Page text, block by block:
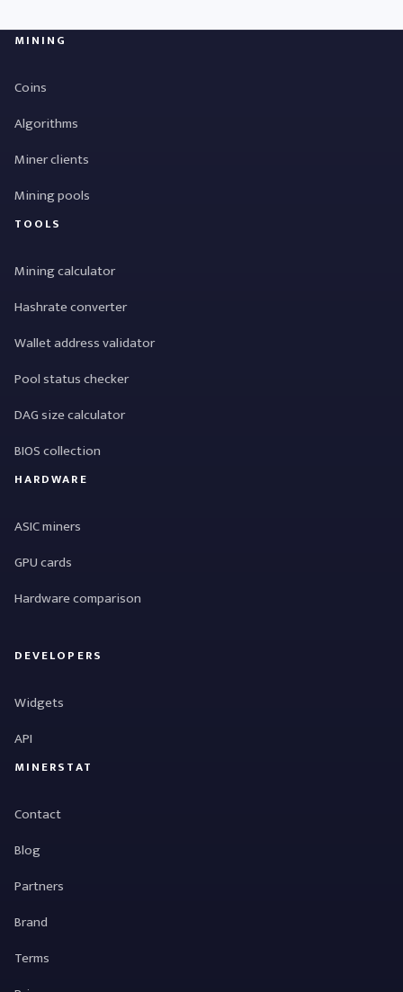
MINING
Coins
Algorithms
Miner clients
Mining pools
TOOLS
Mining calculator
Hashrate converter
Wallet address validator
Pool status checker
DAG size calculator
BIOS collection
HARDWARE
ASIC miners
GPU cards
Hardware comparison
DEVELOPERS
Widgets
API
MINERSTAT
Contact
Blog
Partners
Brand
Terms